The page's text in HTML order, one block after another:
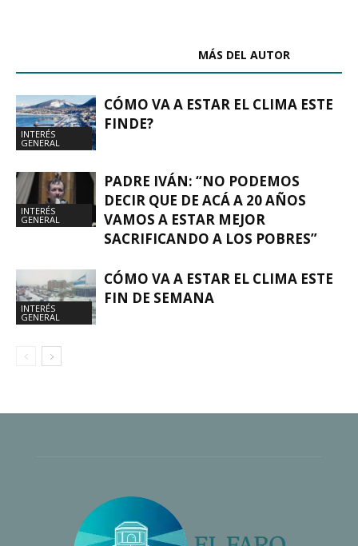
MÁS DEL AUTOR
INTERÉS
GENERAL
CÓMO VA A ESTAR EL CLIMA ESTE
FINDE?
INTERÉS
GENERAL
PADRE IVÁN: “NO PODEMOS
DECIR QUE DE ACÁ A 20 AÑOS
VAMOS A ESTAR MEJOR
SACRIFICANDO A LOS POBRES”
INTERÉS
GENERAL
CÓMO VA A ESTAR EL CLIMA ESTE
FIN DE SEMANA